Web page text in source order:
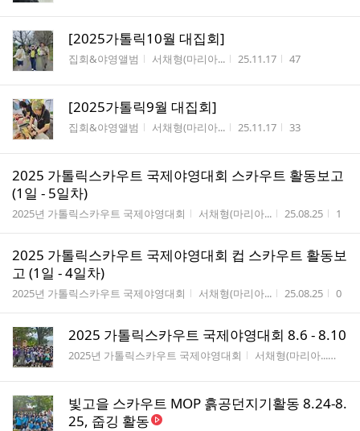
[2025가톨릭10월 대집회]
게시판명
집회&야영앨범 작성자
서채형(마리아... 작성시간
25.11.17 조회수
47
[2025가톨릭9월 대집회]
게시판명
집회&야영앨범 작성자
서채형(마리아... 작성시간
25.11.17 조회수
33
2025 가톨릭스카우트 국제야영대회 스카우트 활동보고
(1일 - 5일차)
게시판명
2025년 가톨릭스카우트 국제야영대회 작성자
서채형(마리아... 작성시간
25.08.25 조회
1
2025 가톨릭스카우트 국제야영대회 컵 스카우트 활동보
고 (1일 - 4일차)
게시판명
2025년 가톨릭스카우트 국제야영대회 작성자
서채형(마리아... 작성시간
25.08.25 조회
0
2025 가톨릭스카우트 국제야영대회 8.6 - 8.10
게시판명
2025년 가톨릭스카우트 국제야영대회 작성자
서채형(마리아...
빛고을 스카우트 MOP 흙공던지기활동 8.24-8.
25, 줍깅 활동